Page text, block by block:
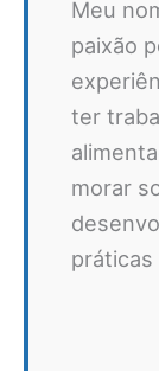
Meu
paixão
ter
morar
práticas